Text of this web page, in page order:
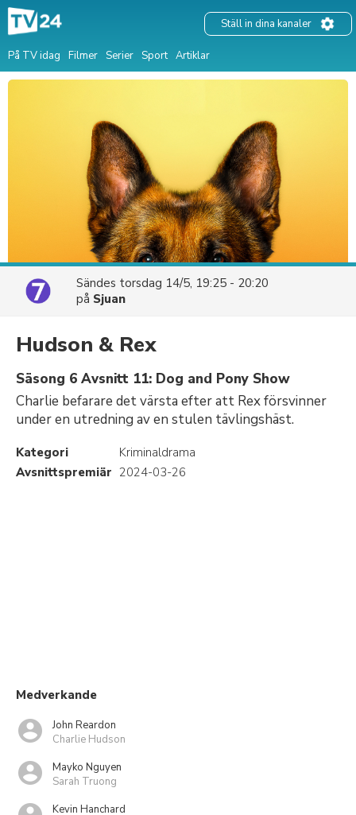
På TV idag Filmer Serier Sport Artiklar
Ställ in dina kanaler
Sändes torsdag 14/5, 19:25 - 20:20
på Sjuan
Hudson & Rex
Säsong 6 Avsnitt 11: Dog and Pony Show
Charlie befarare det värsta efter att Rex försvinner
under en utredning av en stulen tävlingshäst.
Kategori
Kriminaldrama
Avsnittspremiär 2024-03-26
Medverkande
John Reardon
Charlie Hudson
Mayko Nguyen
Sarah Truong
Kevin Hanchard